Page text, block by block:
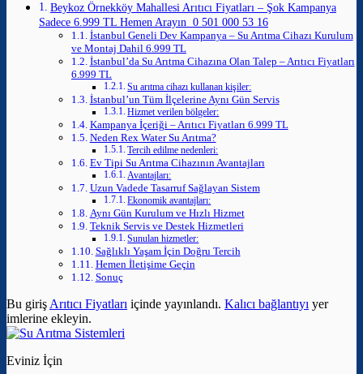
Beykoz Örnekköy Mahallesi Arıtıcı Fiyatları – Şok Kampanya
Sadece 6.999 TL Hemen Arayın 0 501 000 53 16
İstanbul Geneli Dev Kampanya – Su Arıtma Cihazı Kurulum
ve Montaj Dahil 6.999 TL
İstanbul’da Su Arıtma Cihazına Olan Talep – Arıtıcı Fiyatları
6.999 TL
Su arıtma cihazı kullanan kişiler:
İstanbul’un Tüm İlçelerine Aynı Gün Servis
Hizmet verilen bölgeler:
Kampanya İçeriği – Arıtıcı Fiyatları 6.999 TL
Neden Rex Water Su Arıtma?
Tercih edilme nedenleri:
Ev Tipi Su Arıtma Cihazının Avantajları
Avantajları:
Uzun Vadede Tasarruf Sağlayan Sistem
Ekonomik avantajları:
Aynı Gün Kurulum ve Hızlı Hizmet
Teknik Servis ve Destek Hizmetleri
Sunulan hizmetler:
Sağlıklı Yaşam İçin Doğru Tercih
Hemen İletişime Geçin
Sonuç
Bu girişArıtıcı Fiyatları içinde yayınlandı. Kalıcı bağlantıyı yer
imlerine ekleyin.
Eviniz İçin